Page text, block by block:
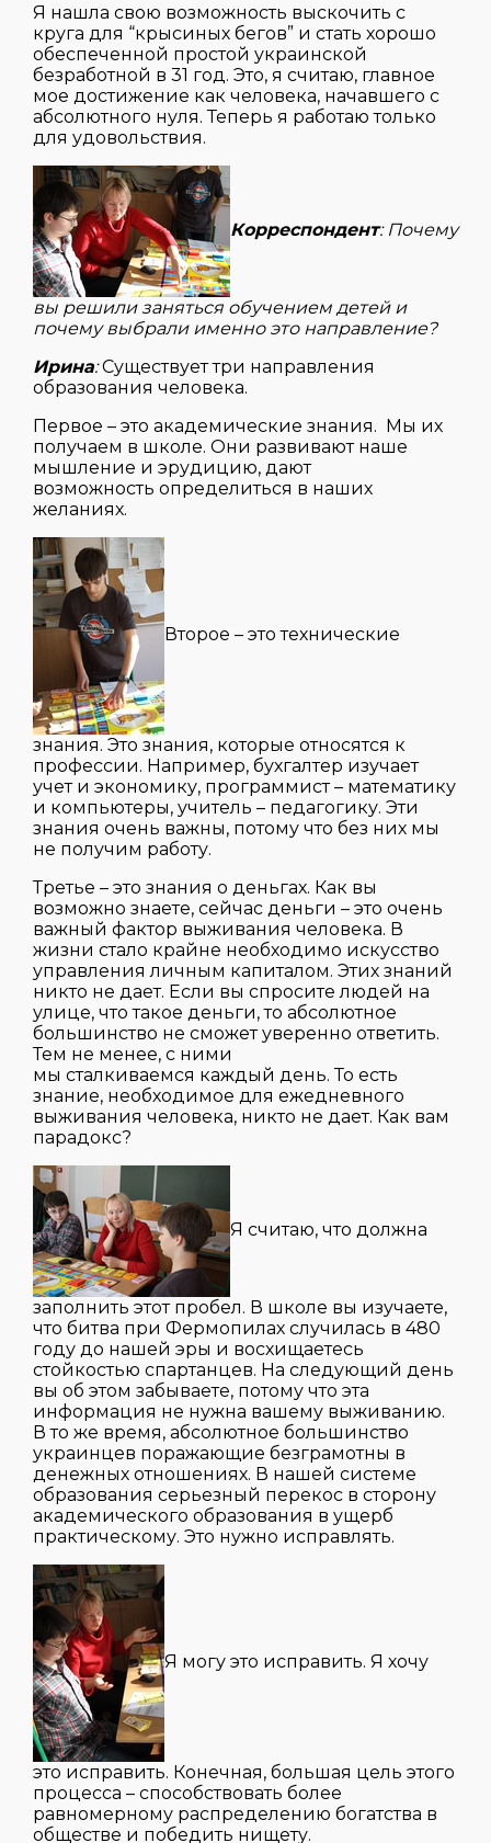
Я нашла свою возможность выскочить с
круга для “крысиных бегов” и стать хорошо
обеспеченной простой украинской
безработной в 31 год. Это, я считаю, главное
мое достижение как человека, начавшего с
абсолютного нуля. Теперь я работаю только
для удовольствия.
Корреспондент: Почему
вы решили заняться обучением детей и
почему выбрали именно это направление?
Ирина:Существует три направления
образования человека.
Первое – это академические знания. Мы их
получаем в школе. Они развивают наше
мышление и эрудицию, дают
возможность определиться в наших
желаниях.
Второе – это технические
знания. Это знания, которые относятся к
профессии. Например, бухгалтер изучает
учет и экономику, программист – математику
и компьютеры, учитель – педагогику. Эти
знания очень важны, потому что без них мы
не получим работу.
Третье – это знания о деньгах. Как вы
возможно знаете, сейчас деньги – это очень
важный фактор выживания человека. В
жизни стало крайне необходимо искусство
управления личным капиталом. Этих знаний
никто не дает. Если вы спросите людей на
улице, что такое деньги, то абсолютное
большинство не сможет уверенно ответить.
Тем не менее, с ними
мы сталкиваемся каждый день. То есть
знание, необходимое для ежедневного
выживания человека, никто не дает. Как вам
парадокс?
Я считаю, что должна
заполнить этот пробел. В школе вы изучаете,
что битва при Фермопилах случилась в 480
году до нашей эры и восхищаетесь
стойкостью спартанцев. На следующий день
вы об этом забываете, потому что эта
информация не нужна вашему выживанию.
В то же время, абсолютное большинство
украинцев поражающие безграмотны в
денежных отношениях. В нашей системе
образования серьезный перекос в сторону
академического образования в ущерб
практическому. Это нужно исправлять.
Я могу это исправить. Я хочу
это исправить. Конечная, большая цель этого
процесса – способствовать более
равномерному распределению богатства в
обществе и победить нищету.